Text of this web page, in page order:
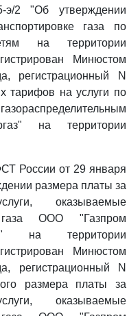
2 "Об утверждении
газа по
на территории
Минюстом
регистрационный N
тарифов на услуги по
на территории
России от 29 января
размера платы за
оказываемые
газа ООО "Газпром
на территории
Минюстом
регистрационный N
размера платы за
оказываемые